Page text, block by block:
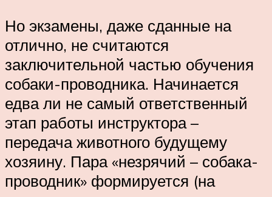
Но экзамены, даже сданные на
отлично, не считаются
заключительной частью обучения
собаки-проводника. Начинается
едва ли не самый ответственный
этап работы инструктора –
передача животного будущему
хозяину. Пара «незрячий – собака-
проводник» формируется (на